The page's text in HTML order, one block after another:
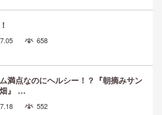
658
満点なのにヘルシー！？『朝摘みサン
』 …
552